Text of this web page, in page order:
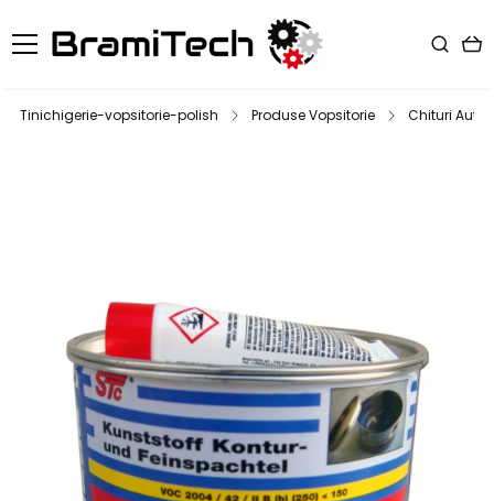
Tinichigerie-vopsitorie-polish Produse Vopsitorie Chituri Auto